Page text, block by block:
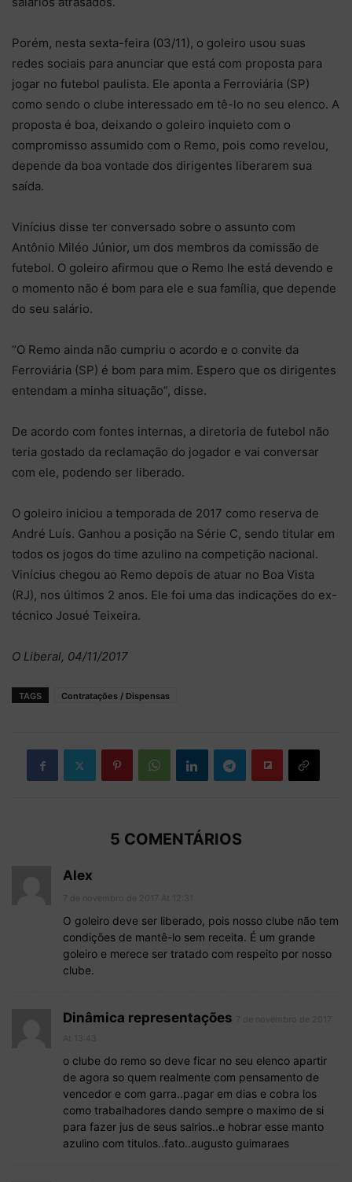
Porém, nesta sexta-feira (03/11), o goleiro usou suas
redes sociais para anunciar que está com proposta para
jogar no futebol paulista. Ele aponta a Ferroviária (SP)
como sendo o clube interessado em tê-lo no seu elenco. A
proposta é boa, deixando o goleiro inquieto com o
compromisso assumido com o Remo, pois como revelou,
depende da boa vontade dos dirigentes liberarem sua
saída.
Vinícius disse ter conversado sobre o assunto com
Antônio Miléo Júnior, um dos membros da comissão de
futebol. O goleiro afirmou que o Remo lhe está devendo e
o momento não é bom para ele e sua família, que depende
do seu salário.
“O Remo ainda não cumpriu o acordo e o convite da
Ferroviária (SP) é bom para mim. Espero que os dirigentes
entendam a minha situação”, disse.
De acordo com fontes internas, a diretoria de futebol não
teria gostado da reclamação do jogador e vai conversar
com ele, podendo ser liberado.
O goleiro iniciou a temporada de 2017 como reserva de
André Luís. Ganhou a posição na Série C, sendo titular em
todos os jogos do time azulino na competição nacional.
Vinícius chegou ao Remo depois de atuar no Boa Vista
(RJ), nos últimos 2 anos. Ele foi uma das indicações do ex-
técnico Josué Teixeira.
O Liberal, 04/11/2017
TAGS Contratações / Dispensas
5 COMENTÁRIOS
Alex
O goleiro deve ser liberado, pois nosso clube não tem
condições de mantê-lo sem receita. É um grande
goleiro e merece ser tratado com respeito por nosso
clube.
Dinâmica representações
o clube do remo so deve ficar no seu elenco apartir
de agora so quem realmente com pensamento de
vencedor e com garra..pagar em dias e cobra los
como trabalhadores dando sempre o maximo de si
para fazer jus de seus salrios..e hobrar esse manto
azulino com titulos..fato..augusto guimaraes